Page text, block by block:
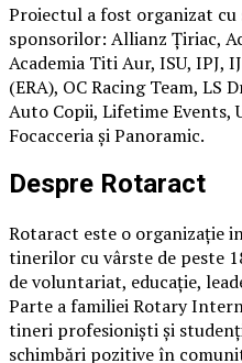
Proiectul a fost organizat
sponsorilor: Allianz Țiriac,
Academia Titi Aur, ISU, IPJ,
(ERA), OC Racing Team, LS
Auto Copii, Lifetime Events,
Focacceria și Panoramic.
Despre Rotaract
Rotaract este o organizație
tinerilor cu vârste de peste
de voluntariat, educație,
Parte a familiei Rotary
tineri profesioniști și
schimbări pozitive în